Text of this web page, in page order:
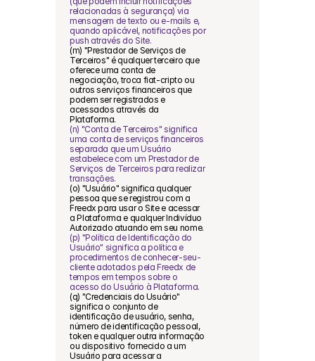
relacionadas à segurança) via
mensagem de texto ou e-mails e,
quando aplicável, notificações por
push através do Site.
(m) "Prestador de Serviços de
Terceiros" é qualquer terceiro que
oferece uma conta de
negociação, troca fiat-cripto ou
outros serviços financeiros que
podem ser registrados e
acessados através da
Plataforma.
(n) "Conta de Terceiros" significa
uma conta de serviços financeiros
separada que um Usuário
estabelece com um Prestador de
Serviços de Terceiros para realizar
transações.
(o) "Usuário" significa qualquer
pessoa que se registrou com a
Freedx para usar o Site e acessar
a Plataforma e qualquer Indivíduo
Autorizado atuando em seu nome.
(p) "Política de Identificação do
Usuário" significa a política e
procedimentos de conhecer-seu-
cliente adotados pela Freedx de
tempos em tempos sobre o
acesso do Usuário à Plataforma.
(q) "Credenciais do Usuário"
significa o conjunto de
identificação de usuário, senha,
número de identificação pessoal,
token e qualquer outra informação
ou dispositivo fornecido a um
Usuário para acessar a